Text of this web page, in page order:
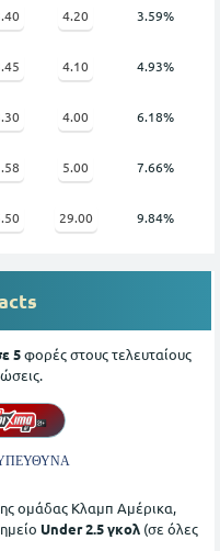
4.20 3.59%
4.10 4.93%
4.00 6.18%
5.00 7.66%
29.00 9.84%
5φορές στους τελευταίους
ΥΠΕΥΘΥΝΑ
ομάδας Κλαμπ Αμέρικα,
Under 2.5 γκολ (σε όλες